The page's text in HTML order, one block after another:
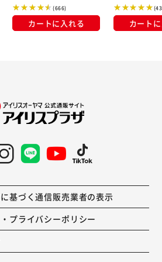
(666)
カートに入れる カート
基づく通信販売業者の表示
プライバシーポリシー